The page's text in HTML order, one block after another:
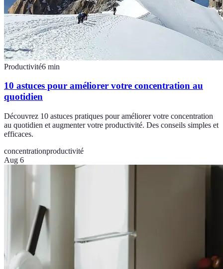
Productivité6 min
10 astuces pour améliorer votre concentration au
quotidien
Découvrez 10 astuces pratiques pour améliorer votre concentration
au quotidien et augmenter votre productivité. Des conseils simples et
efficaces.
concentrationproductivité
Aug 6